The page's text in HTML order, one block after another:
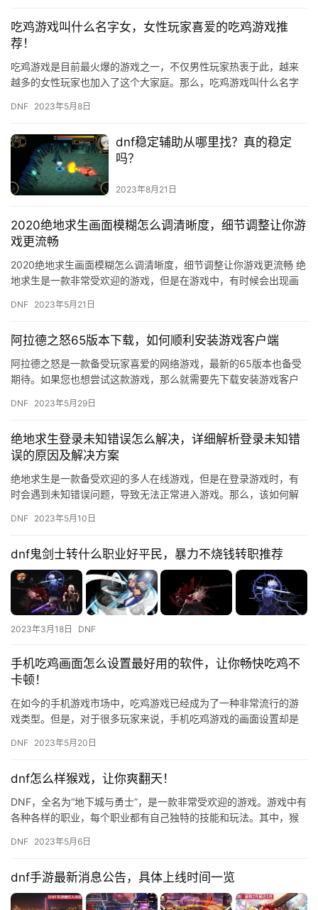
吃鸡游戏叫什么名字女，女性玩家喜爱的吃鸡游戏推
荐！
吃鸡游戏是目前最火爆的游戏之一，不仅男性玩家热衷于此，越来
越多的女性玩家也加入了这个大家庭。那么，吃鸡游戏叫什么名字
正式…
DNF 2023年5月8日
dnf稳定辅助从哪里找？真的稳定
吗？
2023年8月21日
2020绝地求生画面模糊怎么调清晰度，细节调整让你游
戏更流畅
2020绝地求生画面模糊怎么调清晰度，细节调整让你游戏更流畅 绝
地求生是一款非常受欢迎的游戏，但是在游戏中，有时候会出现画
DNF 2023年5月21日
阿拉德之怒65版本下载，如何顺利安装游戏客户端
阿拉德之怒是一款备受玩家喜爱的网络游戏，最新的65版本也备受
期待。如果您也想尝试这款游戏，那么就需要先下载安装游戏客户
骤…
DNF 2023年5月29日
绝地求生登录未知错误怎么解决，详细解析登录未知错
误的原因及解决方案
绝地求生是一款备受欢迎的多人在线游戏，但是在登录游戏时，有
时会遇到未知错误问题，导致无法正常进入游戏。那么，该如何解
及解决…
DNF 2023年5月10日
dnf鬼剑士转什么职业好平民，暴力不烧钱转职推荐
2023年3月18日 DNF
手机吃鸡画面怎么设置最好用的软件，让你畅快吃鸡不
卡顿！
在如今的手机游戏市场中，吃鸡游戏已经成为了一种非常流行的游
戏类型。但是，对于很多玩家来说，手机吃鸡游戏的画面设置却是
卡顿，…
DNF 2023年5月20日
dnf怎么样猴戏，让你爽翻天！
DNF，全名为“地下城与勇士”，是一款非常受欢迎的游戏。游戏中有
各种各样的职业，每个职业都有自己独特的技能和玩法。其中，猴
DNF 2023年5月6日
dnf手游最新消息公告，具体上线时间一览